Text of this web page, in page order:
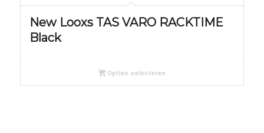
New Looxs TAS VARO RACKTIME
Black
Opties selecteren